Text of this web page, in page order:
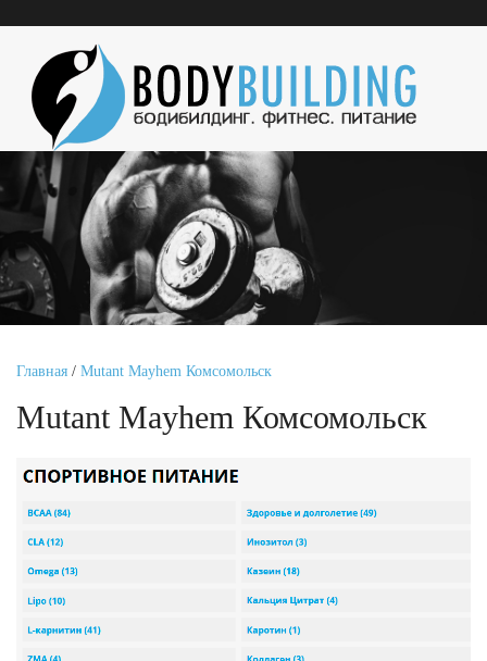
Главная / Mutant Mayhem Комсомольск
Mutant Mayhem Комсомольск